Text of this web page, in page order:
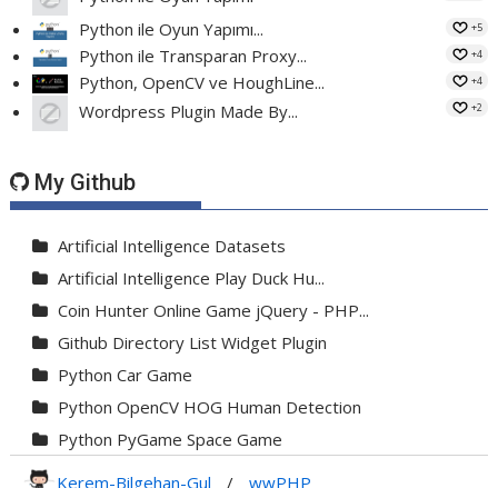
Python ile Oyun Yapımı...
+5
Python ile Transparan Proxy... +4
Python, OpenCV ve HoughLine... +4
Wordpress Plugin Made By... +2
My Github
Artificial Intelligence Datasets
Artificial Intelligence Play Duck Hu...
Coin Hunter Online Game jQuery - PHP...
Github Directory List Widget Plugin
Python Car Game
Python OpenCV HOG Human Detection
Python PyGame Space Game
Python PyGame Yılan Oyunu - Snake G...
Kerem-Bilgehan-Gul / wwPHP